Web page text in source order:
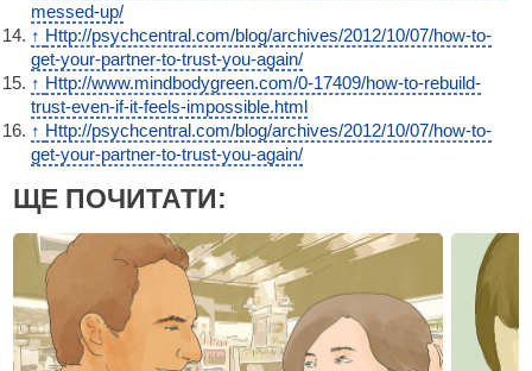
messed-up/
↑ Http://psychcentral.com/blog/archives/2012/10/07/how-to-
get-your-partner-to-trust-you-again/
↑ Http://www.mindbodygreen.com/0-17409/how-to-rebuild-
trust-even-if-it-feels-impossible.html
↑ Http://psychcentral.com/blog/archives/2012/10/07/how-to-
get-your-partner-to-trust-you-again/
ЩЕ ПОЧИТАТИ: